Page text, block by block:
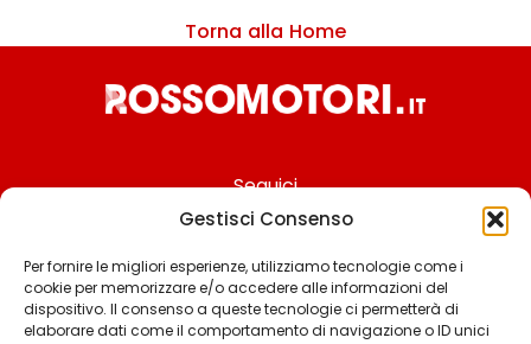
Gestisci Consenso
Per fornire le migliori esperienze, utilizziamo tecnologie come i
cookie per memorizzare e/o accedere alle informazioni del
dispositivo. Il consenso a queste tecnologie ci permetterà di
elaborare dati come il comportamento di navigazione o ID unici
Torna alla Home
Seguici
Chi siamo